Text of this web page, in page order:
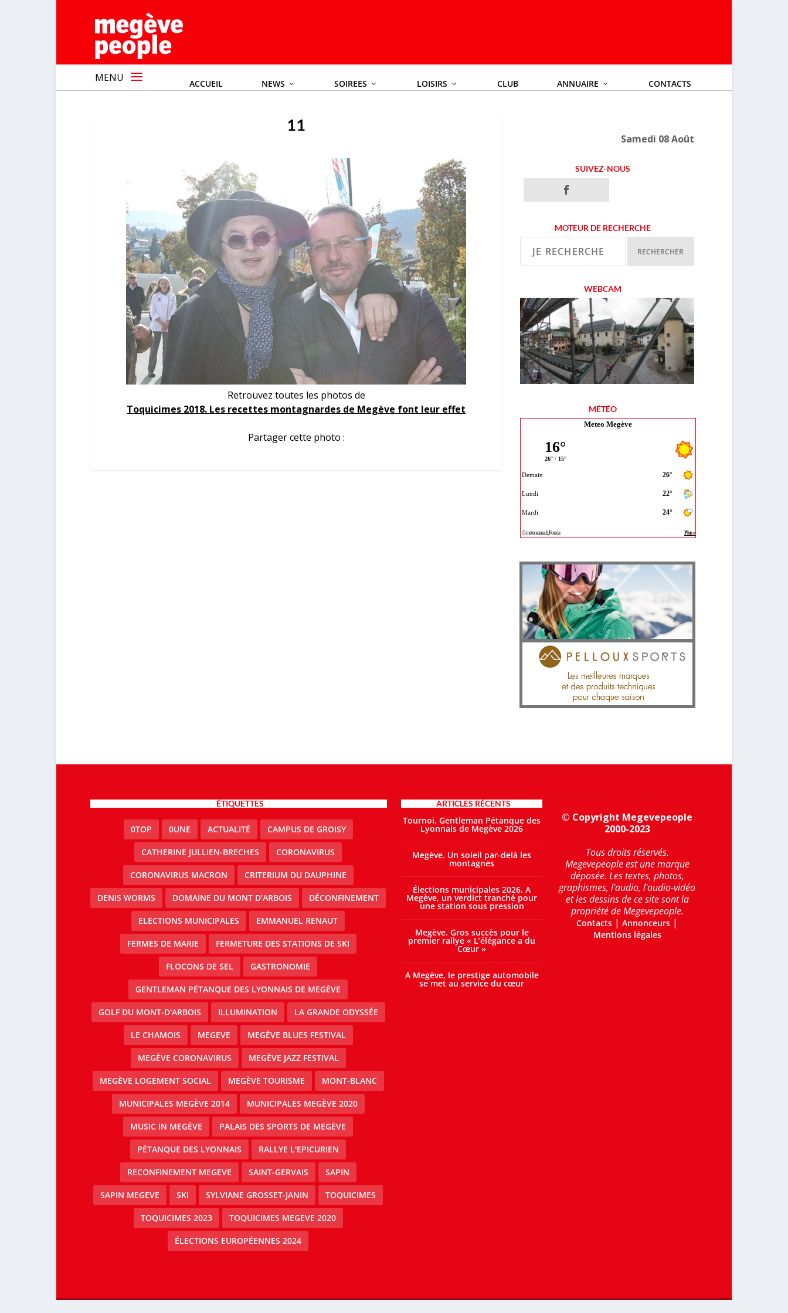
MENU ACCUEIL NEWS SOIREES LOISIRS CLUB ANNUAIRE CONTACTS
11
Retrouvez toutes les photos de
Toquicimes 2018. Les recettes montagnardes de Megève font leur effet
Partager cette photo :
Samedi 08 Août
SUIVEZ-NOUS
MOTEUR DE RECHERCHE
WEBCAM
MÉTÉO
Meteo Megève
ÉTIQUETTES
0TOP 0UNE ACTUALITÉ CAMPUS DE GROISY
CATHERINE JULLIEN-BRECHES CORONAVIRUS
CORONAVIRUS MACRON CRITERIUM DU DAUPHINE
DENIS WORMS DOMAINE DU MONT D’ARBOIS DÉCONFINEMENT
ELECTIONS MUNICIPALES EMMANUEL RENAUT
FERMES DE MARIE FERMETURE DES STATIONS DE SKI
FLOCONS DE SEL GASTRONOMIE
GENTLEMAN PÉTANQUE DES LYONNAIS DE MEGÈVE
GOLF DU MONT-D'ARBOIS ILLUMINATION LA GRANDE ODYSSÉE
LE CHAMOIS MEGEVE MEGÈVE BLUES FESTIVAL
MEGÈVE CORONAVIRUS MEGÈVE JAZZ FESTIVAL
MEGÈVE LOGEMENT SOCIAL MEGÈVE TOURISME MONT-BLANC
MUNICIPALES MEGÈVE 2014 MUNICIPALES MEGÈVE 2020
MUSIC IN MEGÈVE PALAIS DES SPORTS DE MEGÈVE
PÉTANQUE DES LYONNAIS RALLYE L'EPICURIEN
RECONFINEMENT MEGEVE SAINT-GERVAIS SAPIN
SAPIN MEGEVE SKI SYLVIANE GROSSET-JANIN TOQUICIMES
TOQUICIMES 2023 TOQUICIMES MEGEVE 2020
ÉLECTIONS EUROPÉENNES 2024
ARTICLES RÉCENTS
Tournoi. Gentleman Pétanque des
Lyonnais de Megève 2026
Megève. Un soleil par-delà les
montagnes
Élections municipales 2026. A
Megève, un verdict tranché pour
une station sous pression
Megève. Gros succès pour le
premier rallye « L’élégance a du
Cœur »
A Megève, le prestige automobile
se met au service du cœur
© Copyright Megevepeople
2000-2023
Tous droits réservés.
Megevepeople est une marque
déposée. Les textes, photos,
graphismes, l'audio, l'audio-vidéo
et les dessins de ce site sont la
propriété de Megevepeople.
Contacts |Annonceurs |
Mentions légales